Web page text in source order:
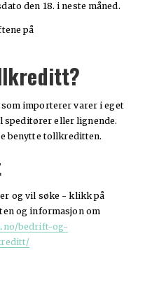
den 18. i neste måned.
på
importerer varer i eget
eller lignende.
benytte tollkreditten.
og vil søke - klikk på
og informasjon om
bedrift-og-